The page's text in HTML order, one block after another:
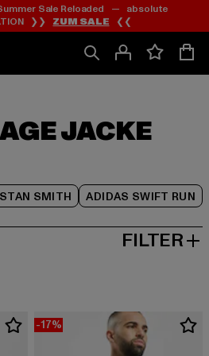
Zum
Inhalt
springen
Zum
Fußzeile
springen
Sale Reloaded — absolute
❯❯ ZUM SALE ❮❮
JACKE
SMITH ADIDAS SWIFT RUN
Zum
Produktraster
springen
FILTER
-17%